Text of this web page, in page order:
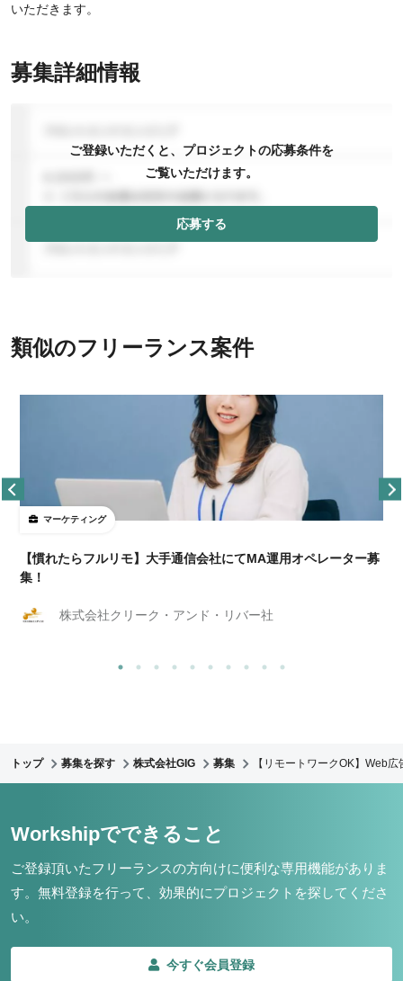
いただきます。
募集詳細情報
ご登録いただくと、プロジェクトの応募条件を
ご覧いただけます。
応募する
類似のフリーランス案件
マーケティング
【慣れたらフルリモ】大手通信会社にてMA運用オペレーター募
集！
株式会社クリーク・アンド・リバー社
トップ 募集を探す 株式会社GIG 募集 【リモートワークOK】Web
Workshipでできること
ご登録頂いたフリーランスの方向けに便利な専用機能がありま
す。 無料登録を行って、効果的にプロジェクトを探してくださ
い。
今すぐ会員登録